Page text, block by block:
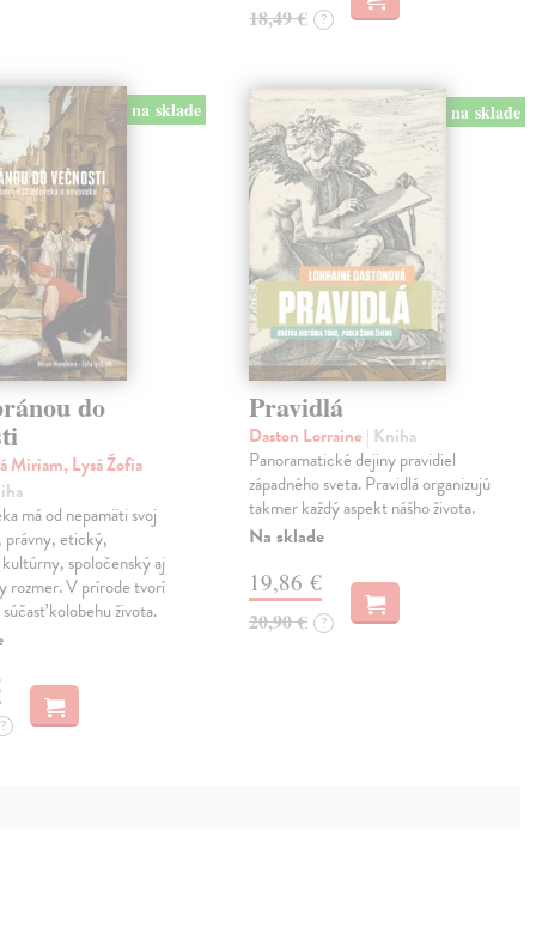
18,49 € ?
na sklade
do
Miriam, Lysá Žofia
má od nepamäti svoj
právny, etický,
spoločenský aj
rozmer. V prírode tvorí
kolobehu života.
?
na sklade
Pravidlá
Daston Lorraine | Kniha
Panoramatické dejiny pravidiel
západného sveta. Pravidlá organizujú
takmer každý aspekt nášho života.
Na sklade
19,86 €
20,90 € ?